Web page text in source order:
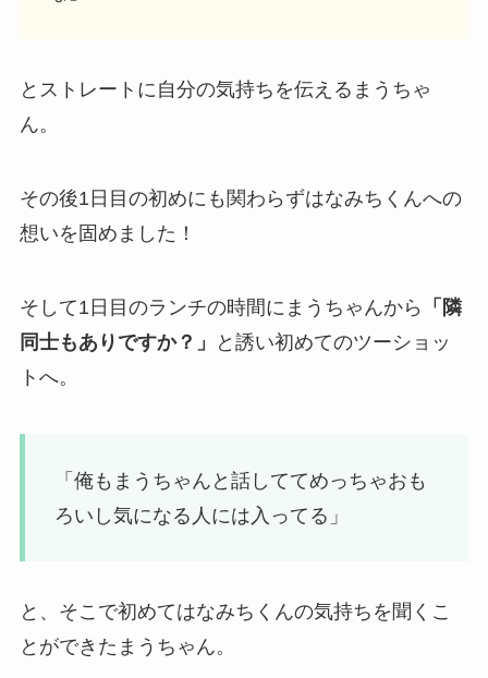
とストレートに自分の気持ちを伝えるまうちゃ
ん。
その後1日目の初めにも関わらずはなみちくんへの
想いを固めました！
そして1日目のランチの時間にまうちゃんから
「隣
同士もありですか？」
と誘い初めてのツーショッ
トへ。
「俺もまうちゃんと話しててめっちゃおも
ろいし気になる人には入ってる」
と、そこで初めてはなみちくんの気持ちを聞くこ
とができたまうちゃん。